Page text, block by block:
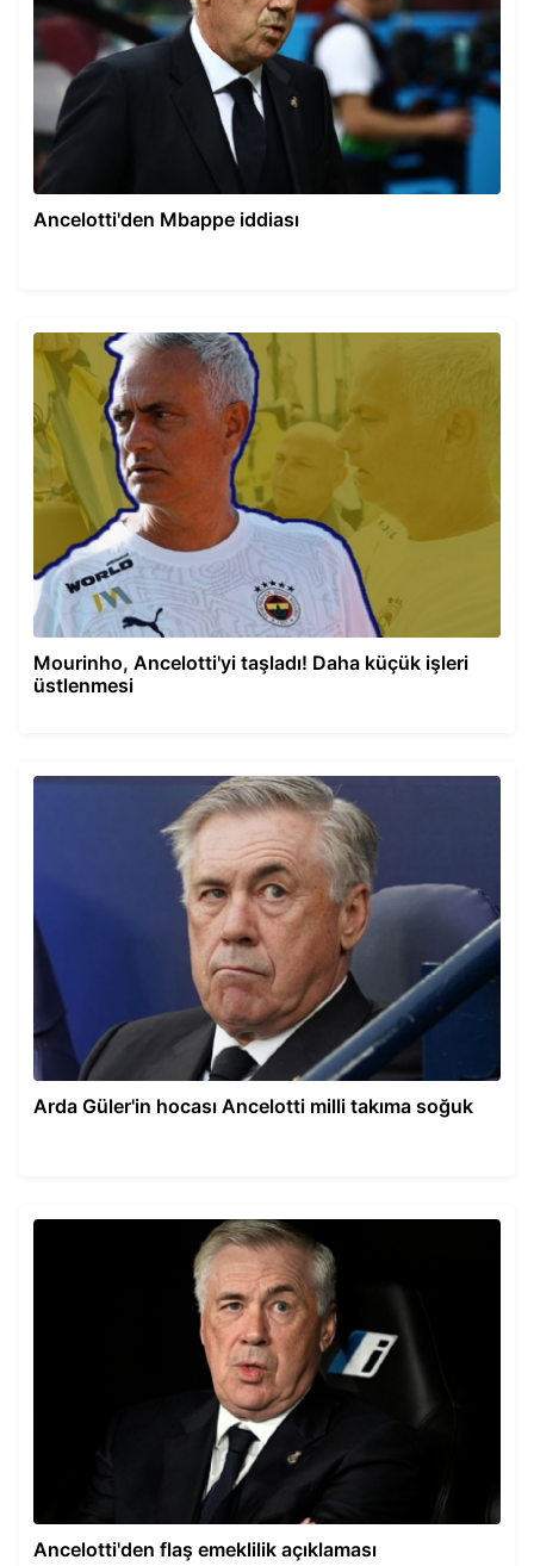
Ancelotti'den Mbappe iddiası
Mourinho, Ancelotti'yi taşladı! Daha küçük işleri
üstlenmesi
Arda Güler'in hocası Ancelotti milli takıma soğuk
Ancelotti'den flaş emeklilik açıklaması